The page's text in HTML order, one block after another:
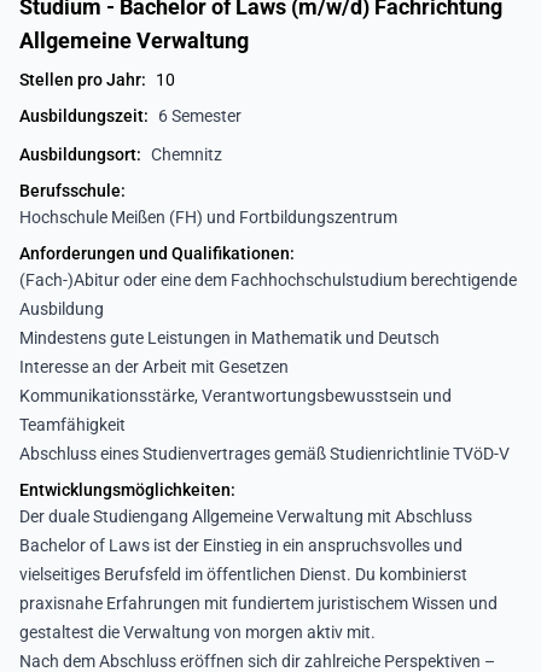
Studium - Bachelor of Laws (m/w/d) Fachrichtung
Allgemeine Verwaltung
Stellen pro Jahr:
10
Ausbildungszeit:
6 Semester
Ausbildungsort: Chemnitz
Berufsschule:
Hochschule Meißen (FH) und Fortbildungszentrum
Anforderungen und Qualifikationen:
(Fach-)Abitur oder eine dem Fachhochschulstudium berechtigende
Ausbildung
Mindestens gute Leistungen in Mathematik und Deutsch
Interesse an der Arbeit mit Gesetzen
Kommunikationsstärke, Verantwortungsbewusstsein und
Teamfähigkeit
Abschluss eines Studienvertrages gemäß Studienrichtlinie TVöD-V
Entwicklungsmöglichkeiten:
Der duale Studiengang Allgemeine Verwaltung mit Abschluss
Bachelor of Laws ist der Einstieg in ein anspruchsvolles und
vielseitiges Berufsfeld im öffentlichen Dienst. Du kombinierst
praxisnahe Erfahrungen mit fundiertem juristischem Wissen und
gestaltest die Verwaltung von morgen aktiv mit.
Nach dem Abschluss eröffnen sich dir zahlreiche Perspektiven –